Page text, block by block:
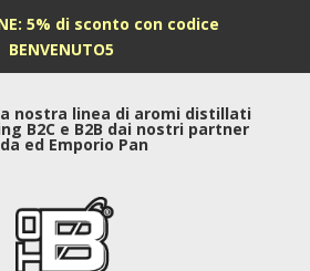
5% di sconto con codice
BENVENUTO5
nostra linea di aromi distillati
B2C e B2B dai nostri partner
ed Emporio Pan